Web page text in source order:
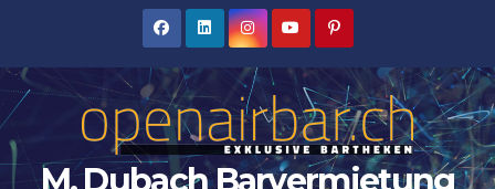
springen
M. Dubach Barvermietung